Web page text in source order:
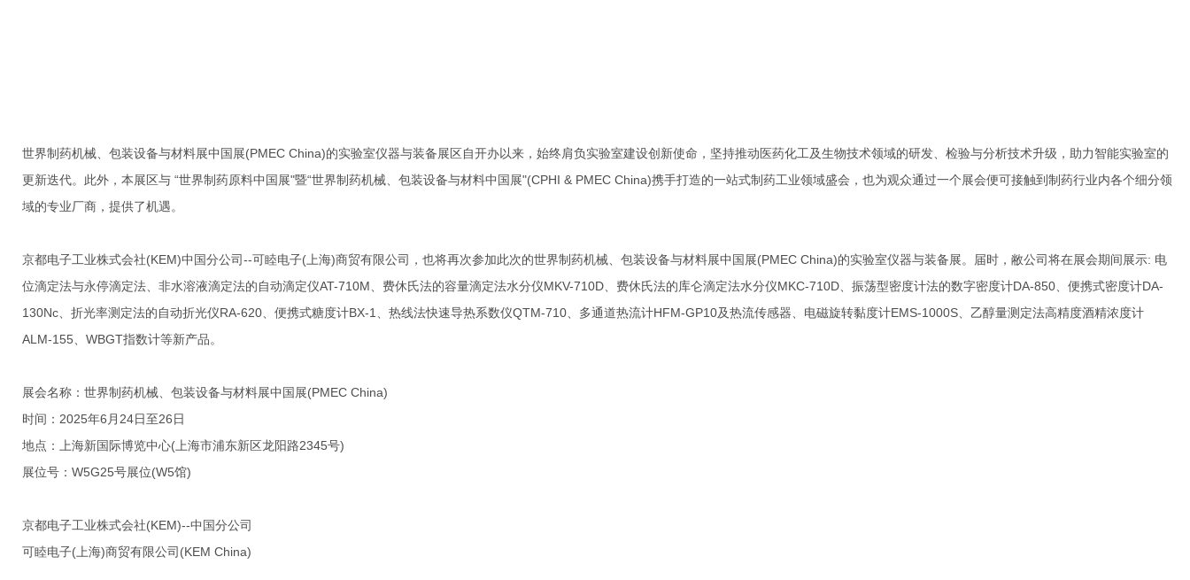
世界制药机械、包装设备与材料展中国展(PMEC China)的实验室仪器与装备展区自开办以来，始终肩负实验室建设创新使命，坚持推动医药化工及生物技术领域的研发、检验与分析技术升级，助力智能实验室的
更新迭代。此外，本展区与 “世界制药原料中国展"暨“世界制药机械、包装设备与材料中国展"(CPHI & PMEC China)携手打造的一站式制药工业领域盛会，也为观众通过一个展会便可接触到制药行业内各个细分领
域的专业厂商，提供了机遇。
京都电子工业株式会社(KEM)中国分公司--可睦电子(上海)商贸有限公司，也将再次参加此次的世界制药机械、包装设备与材料展中国展(PMEC China)的实验室仪器与装备展。届时，敝公司将在展会期间展示: 电
位滴定法与永停滴定法、非水溶液滴定法的自动滴定仪AT-710M、费休氏法的容量滴定法水分仪MKV-710D、费休氏法的库仑滴定法水分仪MKC-710D、振荡型密度计法的数字密度计DA-850、便携式密度计DA-
130Nc、 折光率测定法的自动折光仪RA-620、便携式糖度计BX-1、热线法快速导热系数仪QTM-710、多通道热流计HFM-GP10及热流传感器、电磁旋转黏度计EMS-1000S、乙醇量测定法高精度酒精浓度计
ALM-155、WBGT指数计等新产品。
展会名称：世界制药机械、包装设备与材料展中国展(PMEC China)
时间：2025年6月24日至26日
地点：上海新国际博览中心(上海市浦东新区龙阳路2345号)
展位号：W5G25号展位(W5馆)
京都电子工业株式会社(KEM)--中国分公司
可睦电子(上海)商贸有限公司 (KEM China)